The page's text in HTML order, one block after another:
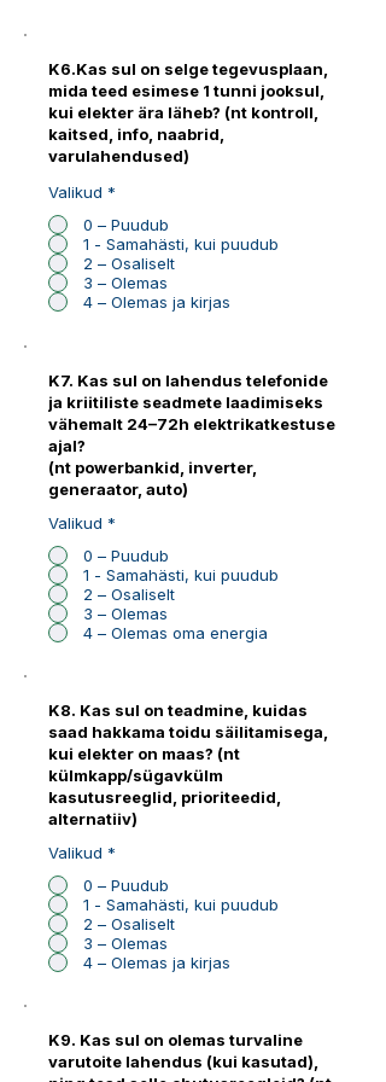
K6.Kas sul on selge tegevusplaan,
mida teed esimese 1 tunni jooksul,
kui elekter ära läheb? (nt kontroll,
kaitsed, info, naabrid,
varulahendused)
Valikud *
0 – Puudub
1 - Samahästi, kui puudub
2 – Osaliselt
3 – Olemas
4 – Olemas ja kirjas
K7. Kas sul on lahendus telefonide
ja kriitiliste seadmete laadimiseks
vähemalt 24–72h elektrikatkestuse
ajal?
(nt powerbankid, inverter,
generaator, auto)
Valikud *
0 – Puudub
1 - Samahästi, kui puudub
2 – Osaliselt
3 – Olemas
4 – Olemas oma energia
K8. Kas sul on teadmine, kuidas
saad hakkama toidu säilitamisega,
kui elekter on maas? (nt
külmkapp/sügavkülm
kasutusreeglid, prioriteedid,
alternatiiv)
Valikud *
0 – Puudub
1 - Samahästi, kui puudub
2 – Osaliselt
3 – Olemas
4 – Olemas ja kirjas
K9. Kas sul on olemas turvaline
varutoite lahendus (kui kasutad),